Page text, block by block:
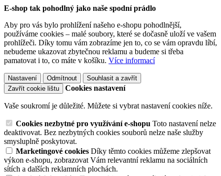
E-shop tak pohodlný jako naše spodní prádlo
Aby pro vás bylo prohlížení našeho e-shopu pohodlnější,
používáme cookies – malé soubory, které se dočasně uloží ve vašem
prohlížeči. Díky tomu vám zobrazíme jen to, co se vám opravdu líbí,
nebudeme ukazovat zbytečnou reklamu a budeme si třeba
pamatovat i to, co máte v košíku. Více informací
Nastavení Odmítnout
Souhlasit a zavřít
Zavřít cookie lištu
Cookies nastavení
Vaše soukromí je důležité. Můžete si vybrat nastavení cookies níže.
Cookies nezbytné pro využívání e-shopu Toto nastavení nelze
deaktivovat. Bez nezbytných cookies souborů nelze naše služby
smysluplně poskytovat.
Marketingové cookies Díky těmto cookies můžeme zlepšovat
výkon e-shopu, zobrazovat Vám relevantní reklamu na sociálních
sítích a dalších reklamních plochách.